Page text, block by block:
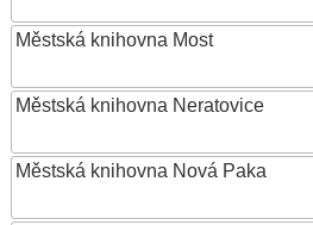
Městská knihovna Most
Městská knihovna Neratovice
Městská knihovna Nová Paka